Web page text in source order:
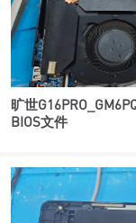
旷世
BIOS文件